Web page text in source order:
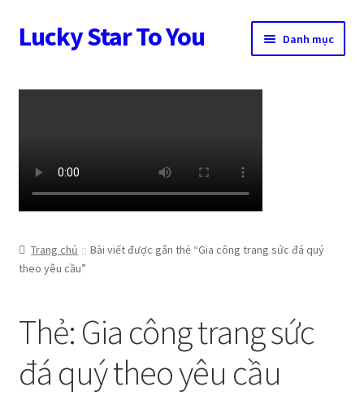
Đi
đến
hướng
Chuyển
đến
dung
Lucky Star To You Danh mục
Cửa hàng
Tài khoản
Trang chủ
Bài viết được gắn thẻ “Gia công trang sức đá quý
theo yêu cầu”
Thẻ: Gia công trang sức
đá quý theo yêu cầu